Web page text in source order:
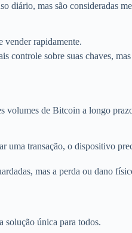
mas são consideradas
vender rapidamente.
controle sobre suas chaves,
volumes de Bitcoin a longo
transação, o dispositivo
mas a perda ou dano
solução única para todos.